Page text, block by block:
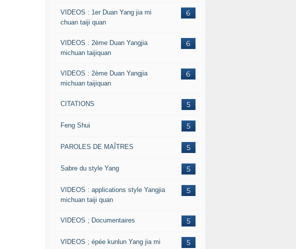
6
VIDEOS : 1er Duan Yang jia mi
chuan taiji quan
6
VIDEOS : 2ème Duan Yangjia
michuan taijiquan
6
VIDEOS : 2ème Duan Yangjia
michuan taijiquan
5
CITATIONS
5
Feng Shui
5
PAROLES DE MAÎTRES
5
Sabre du style Yang
5
VIDEOS : applications style Yangjia
michuan taiji quan
5
VIDEOS ; Documentaires
5
VIDEOS ; épée kunlun Yang jia mi